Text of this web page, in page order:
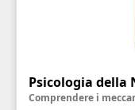
Psicologia della
Comprendere i